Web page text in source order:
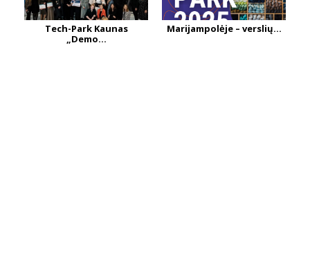
Tech-Park Kaunas
„Demo...
Marijampolėje – verslių...